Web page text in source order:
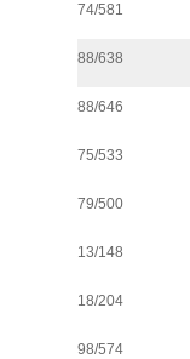
74/581
88/638
88/646
75/533
79/500
13/148
18/204
98/574